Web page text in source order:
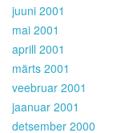
juuni 2001
mai 2001
aprill 2001
märts 2001
veebruar 2001
jaanuar 2001
detsember 2000